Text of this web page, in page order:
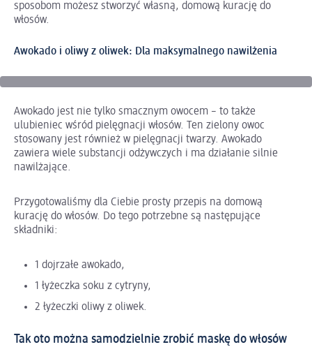
sposobom możesz stworzyć własną, domową kurację do
włosów.
Awokado i oliwy z oliwek: Dla maksymalnego nawilżenia
Awokado jest nie tylko smacznym owocem – to także
ulubieniec wśród pielęgnacji włosów. Ten zielony owoc
stosowany jest również w pielęgnacji twarzy. Awokado
zawiera wiele substancji odżywczych i ma działanie silnie
nawilżające.
Przygotowaliśmy dla Ciebie prosty przepis na domową
kurację do włosów. Do tego potrzebne są następujące
składniki:
1 dojrzałe awokado,
1 łyżeczka soku z cytryny,
2 łyżeczki oliwy z oliwek.
Tak oto można samodzielnie zrobić maskę do włosów